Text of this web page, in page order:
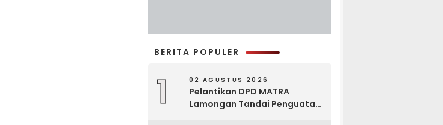
BERITA POPULER
1 02 AGUSTUS 2026
Pelantikan DPD MATRA
Lamongan Tandai Penguatan